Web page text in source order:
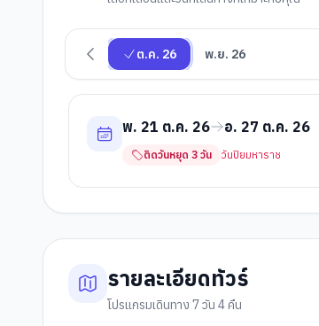
ต.ค. 26 พ.ย. 26
พ. 21 ต.ค. 26 อ. 27 ต.ค. 26
ติดวันหยุด 3 วัน วันปิยมหาราช
รายละเอียดทัวร์
โปรแกรมเดินทาง 7 วัน 4 คืน